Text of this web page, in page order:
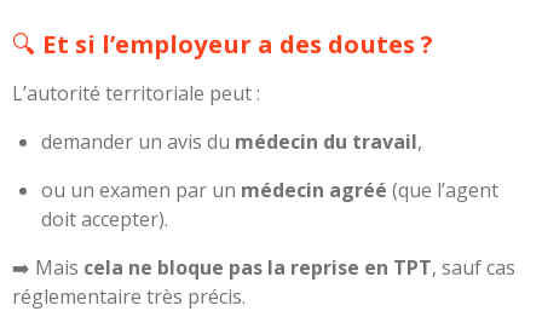
🔍 Et si l’employeur a des doutes ?
L’autorité territoriale peut :
demander un avis du médecin du travail,
ou un examen par un médecin agréé (que l’agent
doit accepter).
➡️ Mais cela ne bloque pas la reprise en TPT, sauf cas
réglementaire très précis.